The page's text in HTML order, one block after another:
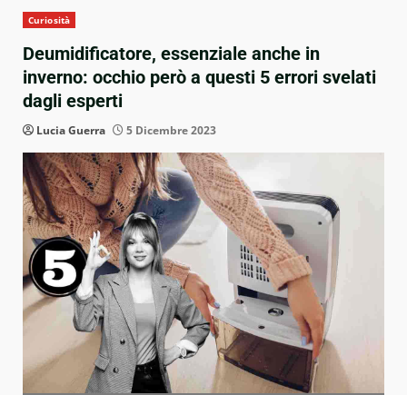
Curiosità
Deumidificatore, essenziale anche in
inverno: occhio però a questi 5 errori svelati
dagli esperti
Lucia Guerra 5 Dicembre 2023